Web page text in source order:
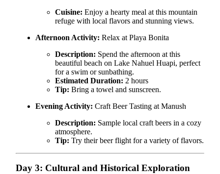
Cuisine: Enjoy a hearty meal at this mountain
refuge with local flavors and stunning views.
Afternoon Activity: Relax at Playa Bonita
Description: Spend the afternoon at this
beautiful beach on Lake Nahuel Huapi, perfect
for a swim or sunbathing.
Estimated Duration: 2 hours
Tip: Bring a towel and sunscreen.
Evening Activity: Craft Beer Tasting at Manush
Description: Sample local craft beers in a cozy
atmosphere.
Tip: Try their beer flight for a variety of flavors.
Day 3: Cultural and Historical Exploration